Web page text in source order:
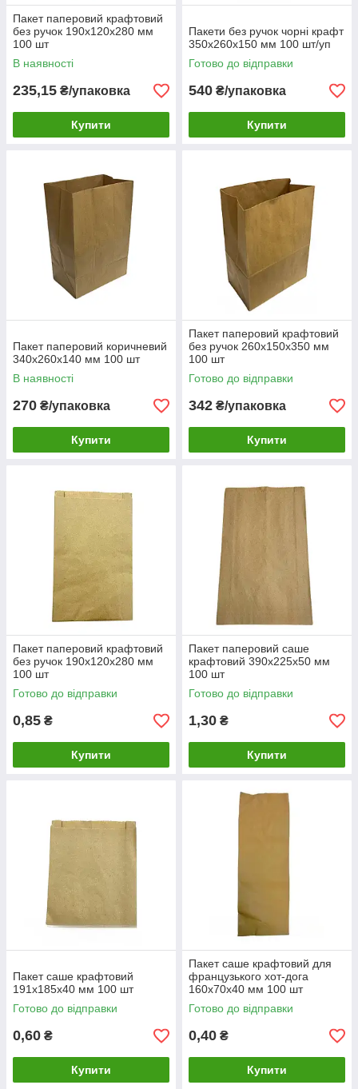
Пакет паперовий крафтовий
без ручок 190х120х280 мм
100 шт
В наявності
235,15 ₴/упаковка
Купити
Пакети без ручок чорні крафт
350х260х150 мм 100 шт/уп
Готово до відправки
540 ₴/упаковка
Купити
Пакет паперовий коричневий
340х260х140 мм 100 шт
В наявності
270 ₴/упаковка
Купити
Пакет паперовий крафтовий
без ручок 260х150х350 мм
100 шт
Готово до відправки
342 ₴/упаковка
Купити
Пакет паперовий крафтовий
без ручок 190х120х280 мм
100 шт
Готово до відправки
0,85 ₴
Купити
Пакет паперовий саше
крафтовий 390х225х50 мм
100 шт
Готово до відправки
1,30 ₴
Купити
Пакет саше крафтовий
191х185х40 мм 100 шт
Готово до відправки
0,60 ₴
Купити
Пакет саше крафтовий для
французького хот-дога
160х70х40 мм 100 шт
Готово до відправки
0,40 ₴
Купити